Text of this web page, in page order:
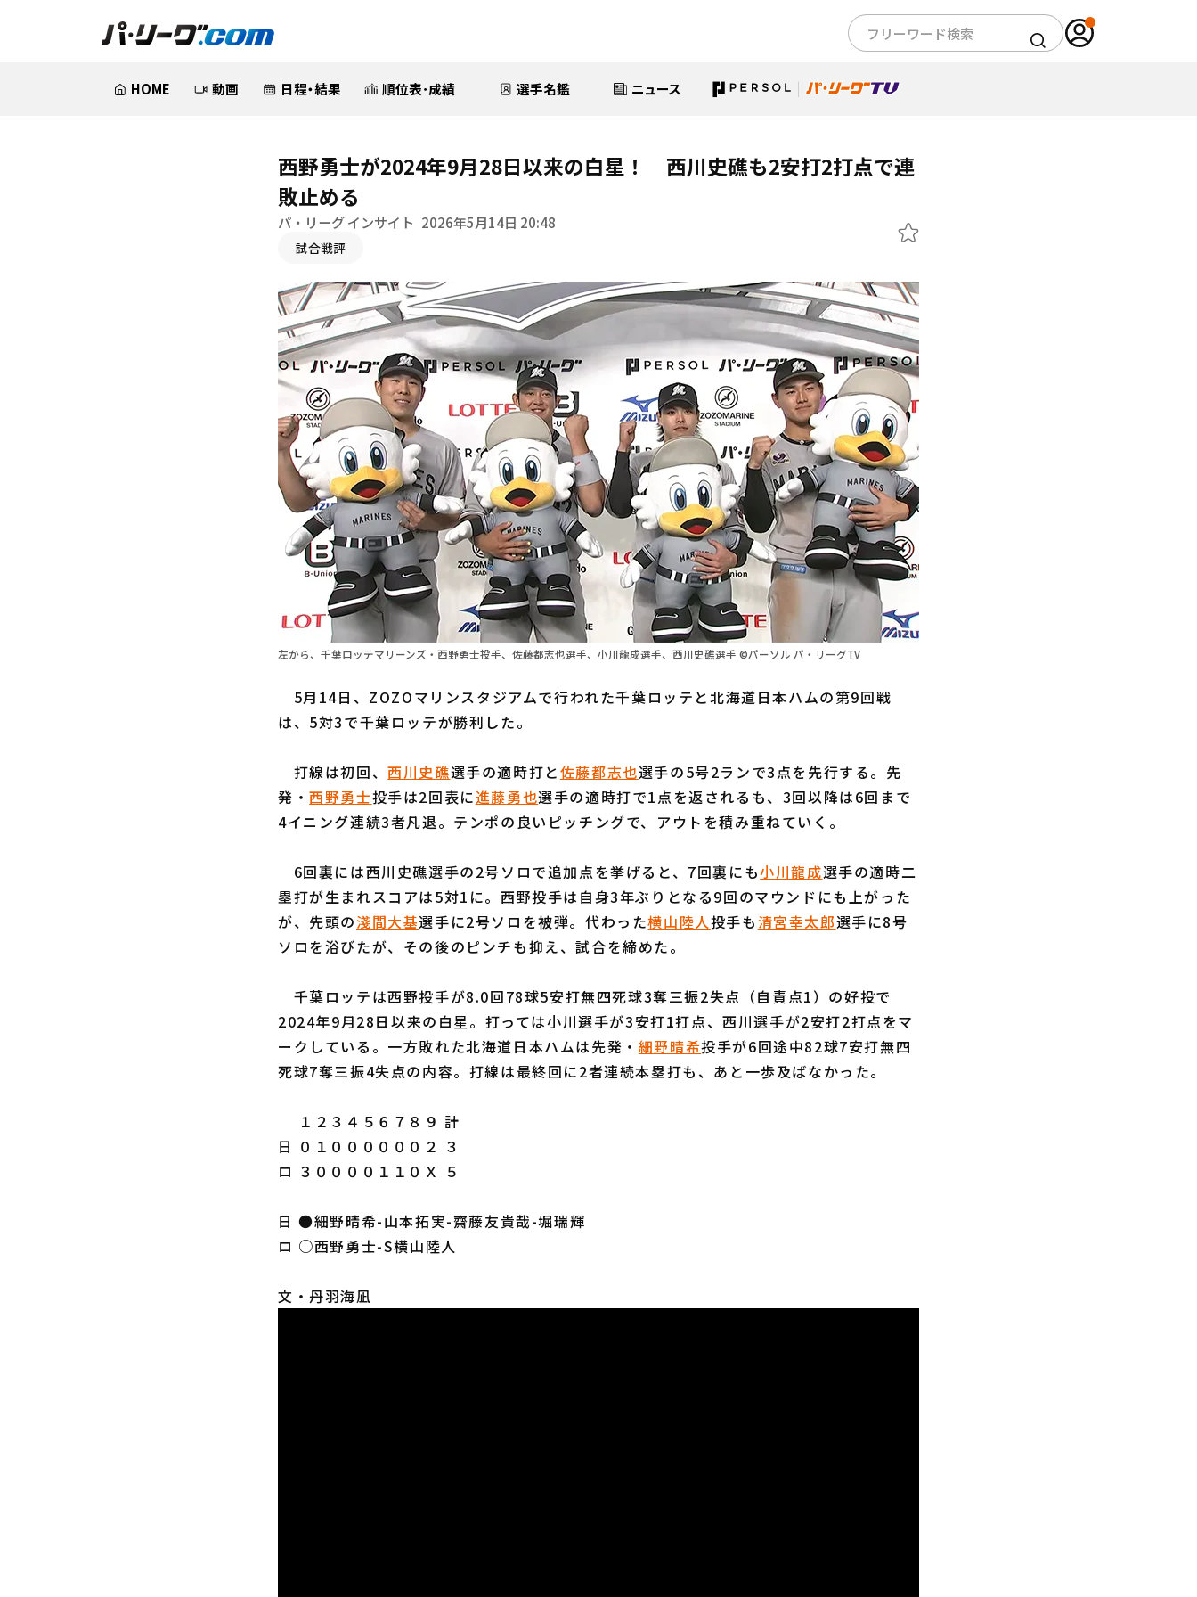
HOME 動画 日程・結果 順位表･成績 選手名鑑 ニュース
西野勇士が2024年9月28日以来の白星！ 西川史礁も2安打2打点で連
敗止める
パ・リーグ インサイト 2026年5月14日 20:48
試合戦評
左から、千葉ロッテマリーンズ・西野勇士投手、佐藤都志也選手、小川龍成選手、西川史礁選手 ©パーソル パ・リーグTV
5月14日、ZOZOマリンスタジアムで行われた千葉ロッテと北海道日本ハムの第9回戦
は、5対3で千葉ロッテが勝利した。
打線は初回、西川史礁選手の適時打と佐藤都志也選手の5号2ランで3点を先行する。先
発・西野勇士投手は2回表に進藤勇也選手の適時打で1点を返されるも、3回以降は6回まで
4イニング連続3者凡退。テンポの良いピッチングで、アウトを積み重ねていく。
6回裏には西川史礁選手の2号ソロで追加点を挙げると、7回裏にも小川龍成選手の適時二
塁打が生まれスコアは5対1に。西野投手は自身3年ぶりとなる9回のマウンドにも上がった
が、先頭の淺間大基選手に2号ソロを被弾。代わった横山陸人投手も 清宮幸太郎選手に8号
ソロを浴びたが、その後のピンチも抑え、試合を締めた。
千葉ロッテは西野投手が8.0回78球5安打無四死球3奪三振2失点（自責点1）の好投で
2024年9月28日以来の白星。打っては小川選手が3安打1打点、西川選手が2安打2打点をマ
ークしている。一方敗れた北海道日本ハムは先発・ 細野晴希投手が6回途中82球7安打無四
死球7奪三振4失点の内容。打線は最終回に2者連続本塁打も、あと一歩及ばなかった。
１２３４５６７８９ 計
日 ０１００００００２ ３
ロ ３００００１１０Ｘ ５
日 ●細野晴希-山本拓実-齋藤友貴哉-堀瑞輝
ロ ○西野勇士-S横山陸人
文・丹羽海凪